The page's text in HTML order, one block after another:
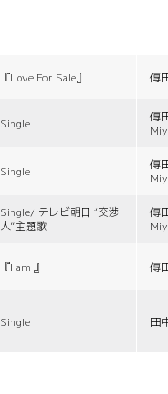
『Love For Sale』 傳
Single
傳
Single
傳
Single/ テレビ朝日 “交渉
人”主題歌
傳
『I am 』 傳
Single 田